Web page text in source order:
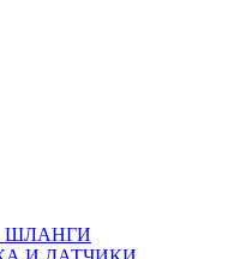
ШЛАНГИ